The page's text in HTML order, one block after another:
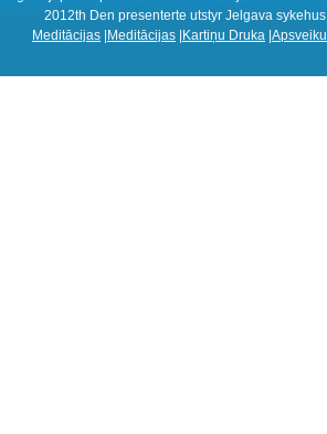
2012th Den presenterte utstyr Jelgava
Meditācijas |Meditācijas |Kartiņu Druka |